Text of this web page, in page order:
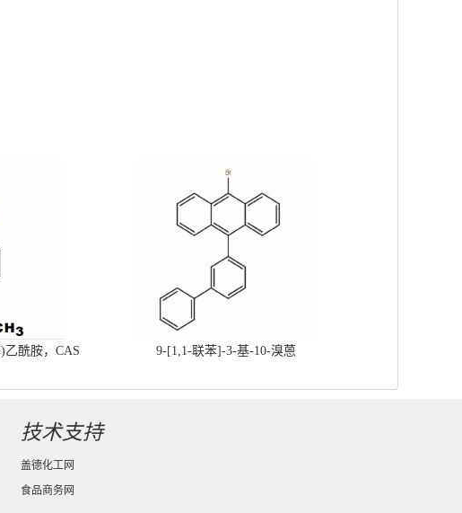
乙酰胺，CAS
9-[1,1-联苯]-3-基-10-溴蒽
技术支持
盖德化工网
食品商务网